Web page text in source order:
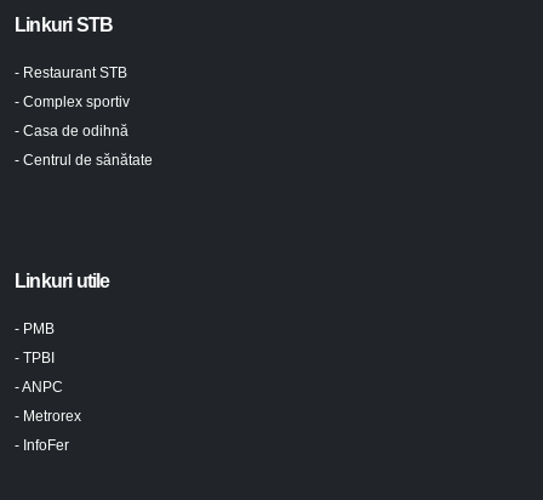
Linkuri STB
- Restaurant STB
- Complex sportiv
- Casa de odihnă
- Centrul de sănătate
Linkuri utile
- PMB
- TPBI
- ANPC
- Metrorex
- InfoFer